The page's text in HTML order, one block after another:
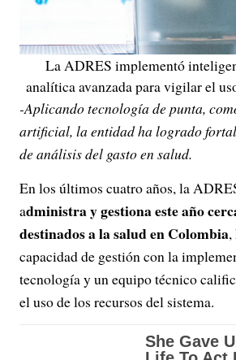
La ADRES implementó
analítica avanzada para vigilar el
-Aplicando tecnología de punta,
artificial, la entidad ha logrado
de análisis del gasto en salud.
En los últimos cuatro años, la
administra y gestiona este año
destinados a la salud en Colombia,
capacidad de gestión con la
tecnología y un equipo técnico
el uso de los recursos del sistema.